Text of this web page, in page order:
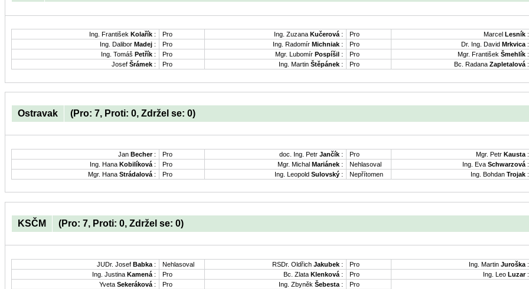
Ing. František Kolařík : Pro Ing. Zuzana Kučerová: Pro Marcel Lesník :
Ing. Dalibor Madej : Pro Ing. Radomír Michniak : Pro Dr. Ing. David Mrkvica:
Ing. Tomáš Petřík : Pro Mgr. Lubomír Pospíšil : Pro Mgr. František Šmehlík :
Josef Šrámek : Pro Ing. Martin Štěpánek : Pro Bc. Radana Zapletalová:
Ostravak (Pro: 7, Proti: 0, Zdržel se: 0)
Jan Becher: Pro doc. Ing. Petr Jančík : Pro Mgr. Petr Kausta :
Ing. Hana Kobilíková : Pro Mgr. Michal Mariánek : Nehlasoval Ing. Eva Schwarzová :
Mgr. Hana Strádalová : Pro Ing. Leopold Sulovský : Nepřítomen Ing. Bohdan Trojak :
KSČM (Pro: 7, Proti: 0, Zdržel se: 0)
JUDr. Josef Babka : Nehlasoval RSDr. Oldřich Jakubek : Pro Ing. Martin Juroška :
Ing. Justina Kamená : Pro Bc. Zlata Klenková : Pro Ing. Leo Luzar:
Yveta Sekeráková : Pro Ing. Zbyněk Šebesta : Pro